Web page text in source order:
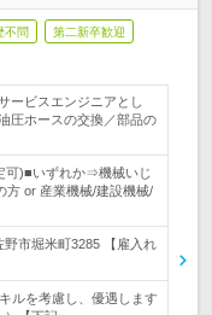
不問 第二新卒歓迎
ービスエンジニアとし
圧ホースの交換／部品の
可)■いずれか⇒機械いじ
方 or 産業機械/建設機械/
野市堀米町3285 【雇入れ
ルを考慮し、優遇します